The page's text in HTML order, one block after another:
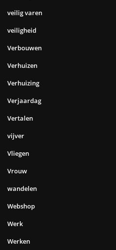
veilig varen
veiligheid
Verbouwen
Verhuizen
Verhuizing
Verjaardag
Vertalen
vijver
Vliegen
Vrouw
wandelen
Webshop
Werk
Werken